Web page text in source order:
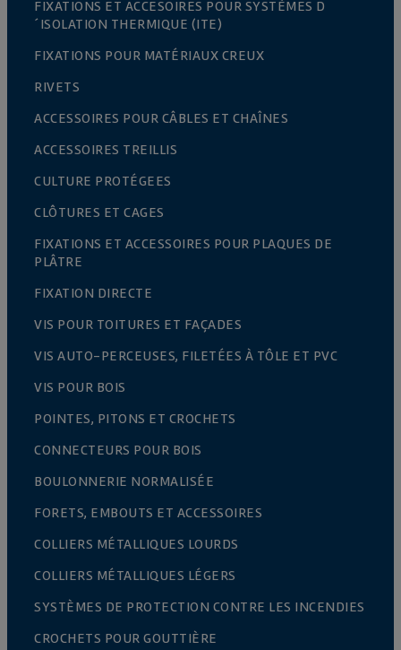
FIXATIONS ET ACCESOIRES POUR SYSTÈMES D
´ISOLATION THERMIQUE (ITE)
FIXATIONS POUR MATÉRIAUX CREUX
RIVETS
ACCESSOIRES POUR CÂBLES ET CHAÎNES
ACCESSOIRES TREILLIS
CULTURE PROTÉGEES
CLÔTURES ET CAGES
FIXATIONS ET ACCESSOIRES POUR PLAQUES DE
PLÂTRE
FIXATION DIRECTE
VIS POUR TOITURES ET FAÇADES
VIS AUTO-PERCEUSES, FILETÉES À TÔLE ET PVC
VIS POUR BOIS
POINTES, PITONS ET CROCHETS
CONNECTEURS POUR BOIS
BOULONNERIE NORMALISÉE
FORETS, EMBOUTS ET ACCESSOIRES
COLLIERS MÉTALLIQUES LOURDS
COLLIERS MÉTALLIQUES LÉGERS
SYSTÈMES DE PROTECTION CONTRE LES INCENDIES
CROCHETS POUR GOUTTIÈRE